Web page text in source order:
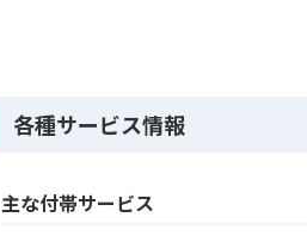
各種サービス情報
主な付帯サービス